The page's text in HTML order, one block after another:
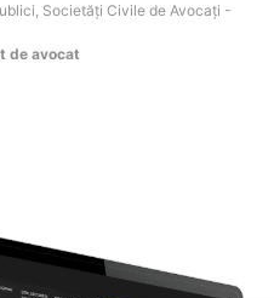
Societăți Civile de Avocați -
de avocat